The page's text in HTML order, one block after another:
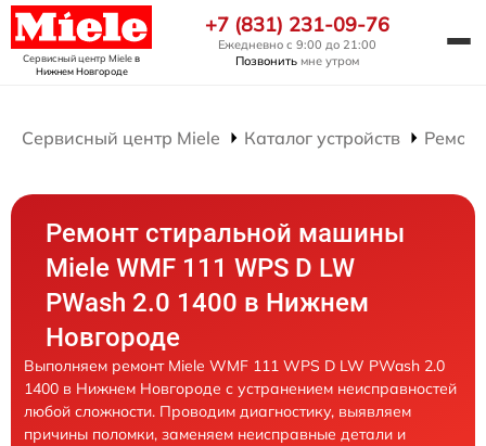
Сервисный центр Mieleв
Нижнем Новгороде
+7 (831) 231-09-76
Ежедневно с 9:00 до 21:00
Позвонить мне утром
Сервисный центр Miele Каталог устройств
Ремонт стиральной машины
Miele WMF 111 WPS D LW
PWash 2.0 1400 в Нижнем
Новгороде
Выполняем ремонт Miele WMF 111 WPS D LW PWash 2.0
1400 в Нижнем Новгороде с устранением неисправностей
любой сложности. Проводим диагностику, выявляем
причины поломки, заменяем неисправные детали и